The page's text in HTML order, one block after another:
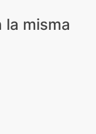
misma